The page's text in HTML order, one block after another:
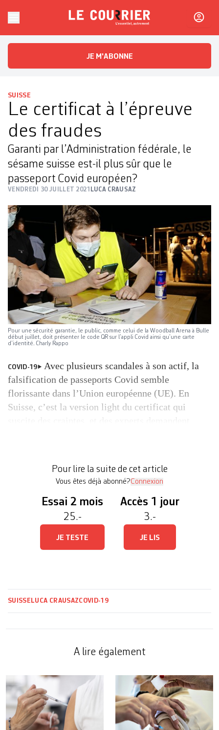
Le CourrierL'essentiel, autrement
JE M'ABONNE
SUISSE
Le certificat à l’épreuve
des fraudes
Garanti par l’Administration fédérale, le
sésame suisse est-il plus sûr que le
passeport Covid européen?
VENDREDI 30 JUILLET 2021 LUCA CRAUSAZ
Pour une sécurité garantie, le public, comme celui de la Woodball Arena à Bulle
début juillet, doit présenter le code QR sur l’appli Covid ainsi qu’une carte
d’identité. Charly Rappo
COVID-19
Avec plusieurs scandales à son actif, la
falsification de passeports Covid semble
florissante dans l’Union européenne (UE). En
Suisse, c’est la version light du certificat qui
Stéphane […]
Pour lire la suite de cet article
Vous êtes déjà abonné?Connexion
Essai 2 mois
25.-
JE TESTE
Accès 1 jour
3.-
JE LIS
SUISSE LUCA CRAUSAZCOVID-19
A lire également